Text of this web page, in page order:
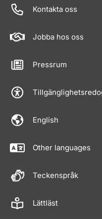
Kontakta oss
Jobba hos oss
Pressrum
English
Other languages
Teckenspråk
Lättläst